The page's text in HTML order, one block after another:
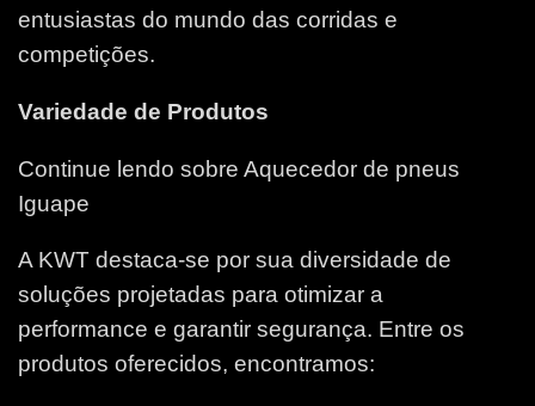
entusiastas do mundo das corridas e
competições.
Variedade de Produtos
Continue lendo sobre Aquecedor de pneus
Iguape
A KWT destaca-se por sua diversidade de
soluções projetadas para otimizar a
performance e garantir segurança. Entre os
produtos oferecidos, encontramos: